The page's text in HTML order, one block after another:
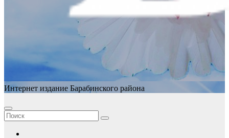
Интернет издание Барабинского района